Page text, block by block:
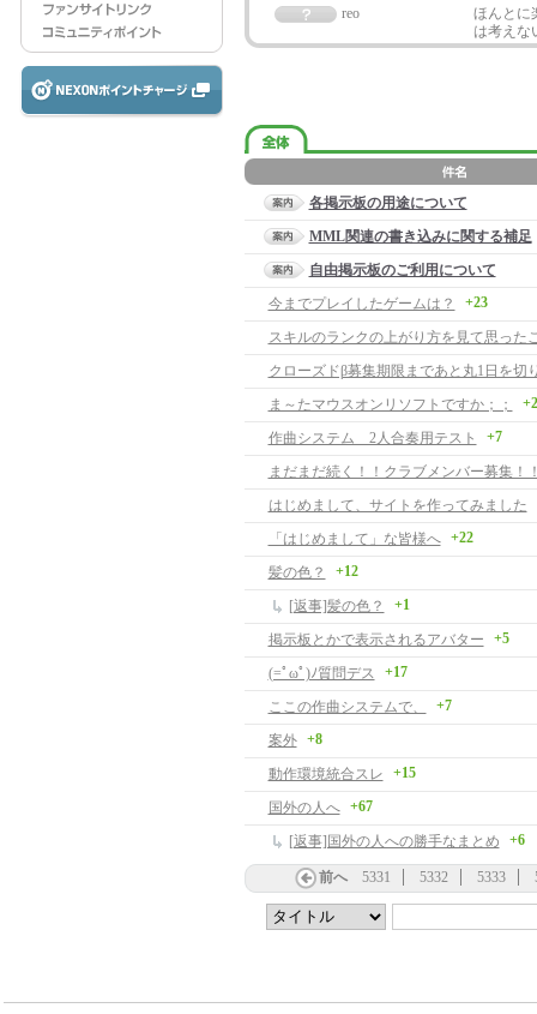
reo
ほんとに
は考えな
各掲示板の用途について
MML関連の書き込みに関する補足
自由掲示板のご利用について
今までプレイしたゲームは？
+23
クローズドβ募集期限まであと丸1日を切
ま～たマウスオンリソフトですか；；
作曲システム 2人合奏用テスト +7
まだまだ続く！！クラブメンバー募集！
はじめまして、サイトを作ってみました
「はじめまして」な皆様へ +22
髪の色？ +12
[返事]髪の色？ +1
掲示板とかで表示されるアバター +5
(=ﾟωﾟ)ﾉ質問デス +17
ここの作曲システムで、 +7
案外 +8
動作環境統合スレ +15
国外の人へ +67
[返事]国外の人への勝手なまとめ +6
前へ 5331 5332 5333